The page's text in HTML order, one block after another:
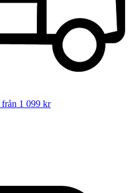
från 1 099 kr